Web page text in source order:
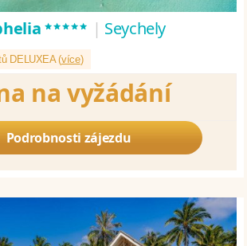
***** | Seychely
DELUXEA (více)
na vyžádání
Podrobnosti zájezdu